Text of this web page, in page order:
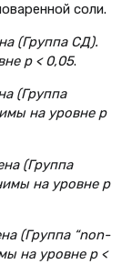
соли.
(Группа СД).
p < 0,05.
(Группа
на уровне p
(Группа
на уровне p
(Группа “non-
на уровне p <